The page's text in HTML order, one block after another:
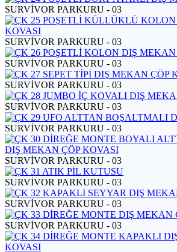
SURVİVOR PARKURU - 03
SURVİVOR PARKURU - 03
SURVİVOR PARKURU - 03
SURVİVOR PARKURU - 03
SURVİVOR PARKURU - 03
SURVİVOR PARKURU - 03
SURVİVOR PARKURU - 03
SURVİVOR PARKURU - 03
SURVİVOR PARKURU - 03
SURVİVOR PARKURU - 03